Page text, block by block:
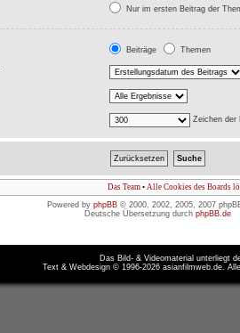
Nur im ersten Beitrag der
Beiträge Themen
Zeichen der
Das Team • Alle Cookies des Boards
Powered by phpBB © 2000, 2002, 2005, 2007
Deutsche Übersetzung durch phpBB.de
Das Bild- & Videomaterial unterliegt
Text & Webdesign © 1996-2026 asianfilmweb.de.